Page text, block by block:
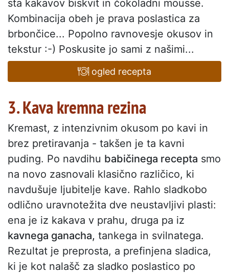
sta kakavov biskvit in čokoladni mousse.
Kombinacija obeh je prava poslastica za
brbončice... Popolno ravnovesje okusov in
tekstur :-) Poskusite jo sami z našimi...
ogled recepta
3. Kava kremna rezina
Kremast, z intenzivnim okusom po kavi in
brez pretiravanja - takšen je ta kavni
puding. Po navdihu babičinega recepta smo
na novo zasnovali klasično različico, ki
navdušuje ljubitelje kave. Rahlo sladkobo
odlično uravnotežita dve neustavljivi plasti:
ena je iz kakava v prahu, druga pa iz
kavnega ganacha, tankega in svilnatega.
Rezultat je preprosta, a prefinjena sladica,
ki je kot nalašč za sladko poslastico po